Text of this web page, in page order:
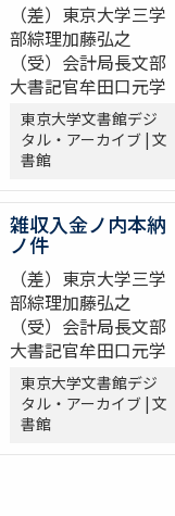
（差）東京大学三学
部綜理加藤弘之
（受）会計局長文部
大書記官牟田口元学
東京大学文書館デジ
タル・アーカイブ | 文
書館
雑収入金ノ内本納
ノ件
（差）東京大学三学
部綜理加藤弘之
（受）会計局長文部
大書記官牟田口元学
東京大学文書館デジ
タル・アーカイブ | 文
書館